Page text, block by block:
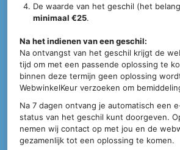
De waarde van het geschil (het
minimaal €25.
Na het indienen van een geschil:
Na ontvangst van het geschil krijgt de
tijd om met een passende oplossing te
binnen deze termijn geen oplossing
WebwinkelKeur verzoeken om
Na 7 dagen ontvang je automatisch een
status van het geschil kunt doorgeven.
nemen wij contact op met jou en de
gezamenlijk tot een oplossing te komen.